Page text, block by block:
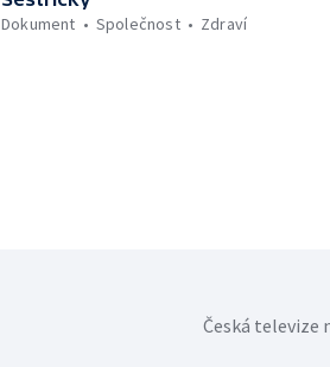
Dokument
Společnost Zdraví
Česká televize